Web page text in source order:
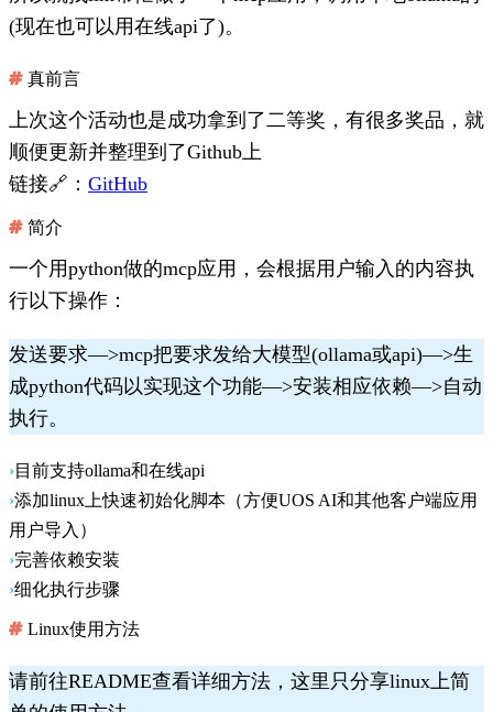
(现在也可以用在线api了)。
真前言
上次这个活动也是成功拿到了二等奖，有很多奖品，就
顺便更新并整理到了Github上
链接🔗： GitHub
简介
一个用python做的mcp应用，会根据用户输入的内容执
行以下操作：
发送要求—>mcp把要求发给大模型(ollama或api)—>生
成python代码以实现这个功能—>安装相应依赖—>自动
执行。
目前支持ollama和在线api
添加linux上快速初始化脚本（方便UOS AI和其他客户端应用
用户导入）
完善依赖安装
细化执行步骤
Linux使用方法
请前往README查看详细方法，这里只分享linux上简